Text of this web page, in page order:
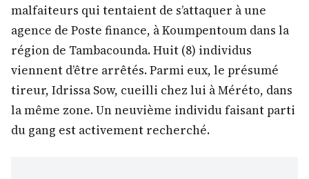
malfaiteurs qui tentaient de s’attaquer à une
agence de Poste finance, à Koumpentoum dans la
région de Tambacounda. Huit (8) individus
viennent d’être arrêtés. Parmi eux, le présumé
tireur, Idrissa Sow, cueilli chez lui à Méréto, dans
la même zone. Un neuvième individu faisant parti
du gang est activement recherché.